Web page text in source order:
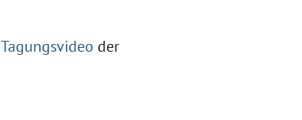
Tagungsvideo der